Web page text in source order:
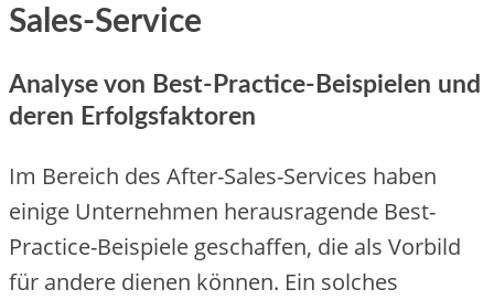
Sales-Service
Analyse von Best-Practice-Beispielen und
deren Erfolgsfaktoren
Im Bereich des After-Sales-Services haben
einige Unternehmen herausragende Best-
Practice-Beispiele geschaffen, die als Vorbild
für andere dienen können. Ein solches